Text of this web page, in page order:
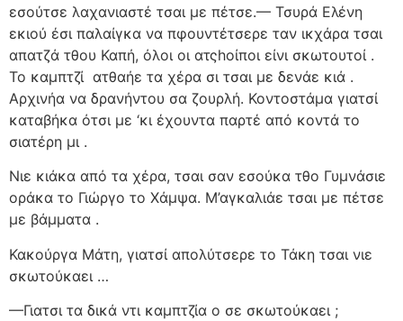
εσούτσε λαχανιαστέ τσαι με πέτσε.— Τσυρά Ελένη
εκιού έσι παλαίγκα να πφουντέτσερε ταν ικχάρα τσαι
απατζά τθου Καπή, όλοι οι ατςhοίποι είνι σκωτουτοί .
Το καμπτζί ατθαήε τα χέρα σι τσαι με δενάε κιά .
Αρχινήα να δρανήντου σα ζουρλή. Κοντοστάμα γιατσί
καταβήκα ότσι με ‘κι έχουντα παρτέ από κοντά το
σιατέρη μι .
Νιε κιάκα από τα χέρα, τσαι σαν εσούκα τθο Γυμνάσιε
οράκα το Γιώργο το Χάμψα. Μ’αγκαλιάε τσαι με πέτσε
με βάμματα .
Κακούργα Μάτη, γιατσί απολύτσερε το Τάκη τσαι νιε
σκωτούκαει …
—Γιατσι τα δικά ντι καμπτζία ο σε σκωτούκαει ;